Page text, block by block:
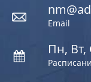
Email
Пн, Вт,